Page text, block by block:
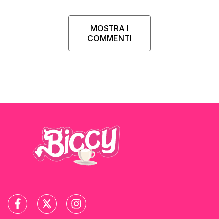
MOSTRA I
COMMENTI